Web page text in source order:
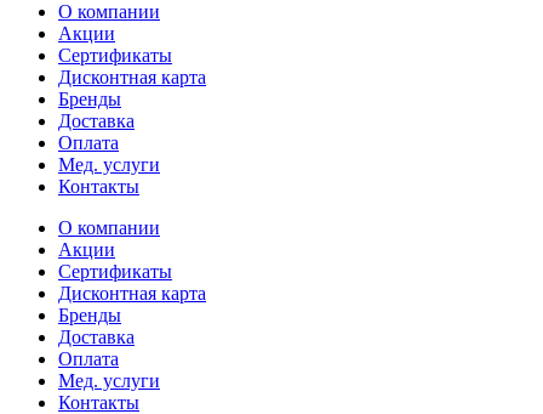
О компании
Акции
Сертификаты
Дисконтная карта
Бренды
Доставка
Оплата
Мед. услуги
Контакты
О компании
Акции
Сертификаты
Дисконтная карта
Бренды
Доставка
Оплата
Мед. услуги
Контакты